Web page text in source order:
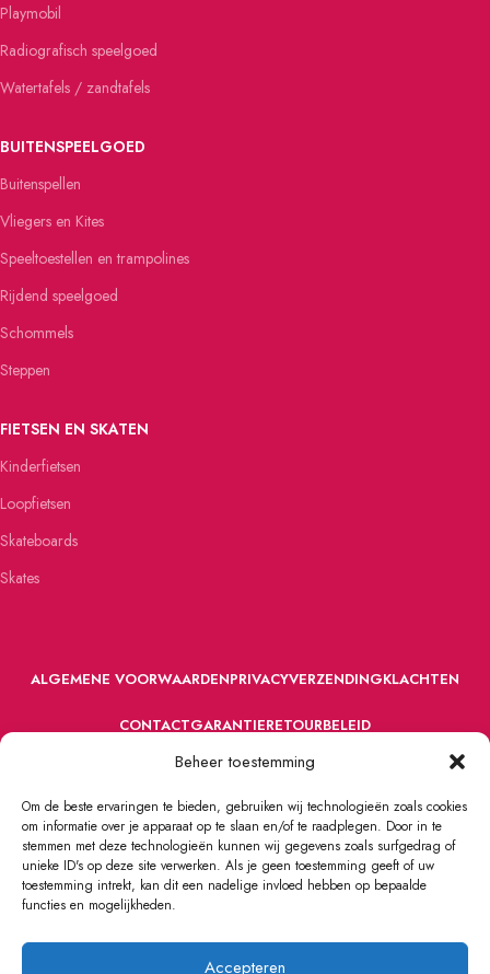
Beheer toestemming
Om de beste ervaringen te bieden, gebruiken wij technologieën zoals cookies
om informatie over je apparaat op te slaan en/of te raadplegen. Door in te
stemmen met deze technologieën kunnen wij gegevens zoals surfgedrag of
unieke ID's op deze site verwerken. Als je geen toestemming geeft of uw
toestemming intrekt, kan dit een nadelige invloed hebben op bepaalde
functies en mogelijkheden.
Accepteren
Playmobil
Radiografisch speelgoed
Watertafels / zandtafels
BUITENSPEELGOED
Buitenspellen
Vliegers en Kites
Speeltoestellen en trampolines
Rijdend speelgoed
Schommels
Steppen
FIETSEN EN SKATEN
Kinderfietsen
Loopfietsen
Skateboards
Skates
ALGEMENE VOORWAARDENPRIVACYVERZENDINGKLACHTEN
CONTACTGARANTIERETOURBELEID
VOORDEFUN.NL 2022 Powered by Handelsonderneming MELS.